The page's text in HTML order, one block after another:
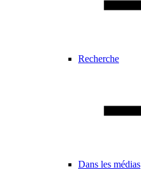
Recherche
Dans les médias